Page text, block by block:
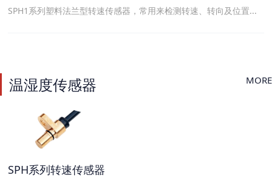
SPH1系列塑料法兰型转速传感器，常用来检测转速、转向及位置...
温湿度传感器 MORE
SPH系列转速传感器